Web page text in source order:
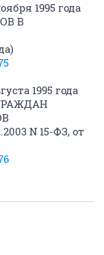
1995 года
В
1995 года
N 15-ФЗ, от